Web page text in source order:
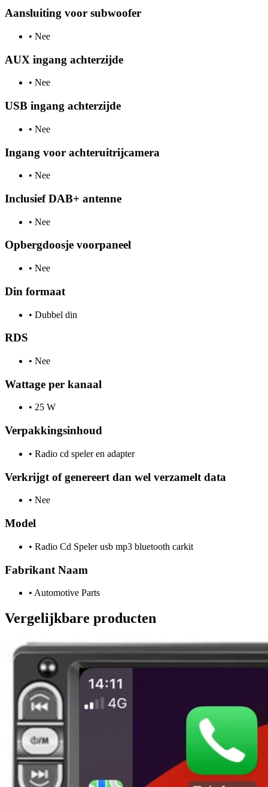
Aansluiting voor subwoofer
• Nee
AUX ingang achterzijde
• Nee
USB ingang achterzijde
• Nee
Ingang voor achteruitrijcamera
• Nee
Inclusief DAB+ antenne
• Nee
Opbergdoosje voorpaneel
• Nee
Din formaat
• Dubbel din
RDS
• Nee
Wattage per kanaal
• 25 W
Verpakkingsinhoud
• Radio cd speler en adapter
Verkrijgt of genereert dan wel verzamelt data
• Nee
Model
• Radio Cd Speler usb mp3 bluetooth carkit
Fabrikant Naam
• Automotive Parts
Vergelijkbare producten